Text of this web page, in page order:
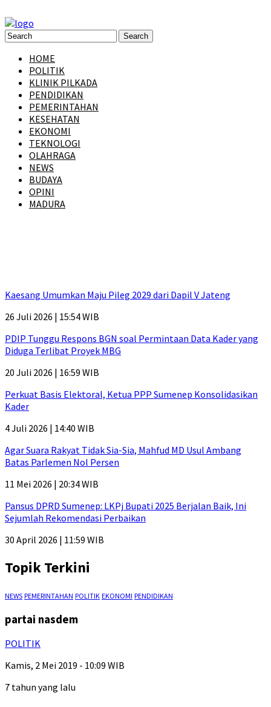
HOME
POLITIK
KLINIK PILKADA
PENDIDIKAN
PEMERINTAHAN
KESEHATAN
EKONOMI
TEKNOLOGI
OLAHRAGA
NEWS
BUDAYA
OPINI
MADURA
Kaesang Umumkan Maju Pileg 2029 dari Dapil V Jateng
26 Juli 2026 | 15:54 WIB
PDIP Tunggu Respons BGN soal Permintaan Data Kader yang
Diduga Terlibat Proyek MBG
20 Juli 2026 | 16:59 WIB
Perkuat Basis Elektoral, Ketua PPP Sumenep Konsolidasikan
Kader
4 Juli 2026 | 14:40 WIB
Agar Suara Rakyat Tidak Sia-Sia, Mahfud MD Usul Ambang
Batas Parlemen Nol Persen
11 Mei 2026 | 20:34 WIB
Pansus DPRD Sumenep: LKPj Bupati 2025 Berjalan Baik, Ini
Sejumlah Rekomendasi Perbaikan
30 April 2026 | 11:59 WIB
Topik Terkini
NEWS PEMERINTAHAN POLITIK EKONOMI PENDIDIKAN
partai nasdem
POLITIK
Kamis, 2 Mei 2019 - 10:09 WIB
7 tahun yang lalu